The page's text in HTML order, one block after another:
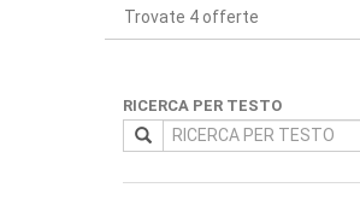
Trovate 4 offerte
RICERCA PER TESTO